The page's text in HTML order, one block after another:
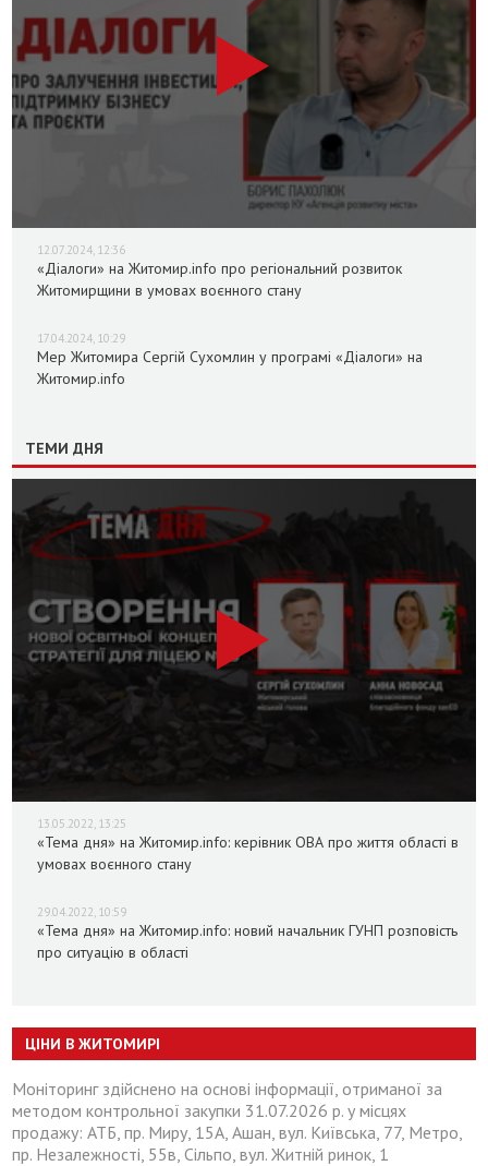
12.07.2024, 12:36
«Діалоги» на Житомир.info про регіональний розвиток
Житомирщини в умовах воєнного стану
17.04.2024, 10:29
Мер Житомира Сергій Сухомлин у програмі «Діалоги» на
Житомир.info
ТЕМИ ДНЯ
13.05.2022, 13:25
«Тема дня» на Житомир.info: керівник ОВА про життя області в
умовах воєнного стану
29.04.2022, 10:59
«Тема дня» на Житомир.info: новий начальник ГУНП розповість
про ситуацію в області
ЦІНИ В ЖИТОМИРІ
Моніторинг здійснено на основі інформації, отриманої за
методом контрольної закупки 31.07.2026 р. у місцях
продажу: АТБ, пр. Миру, 15А, Ашан, вул. Київська, 77, Метро,
пр. Незалежності, 55в, Сільпо, вул. Житній ринок, 1